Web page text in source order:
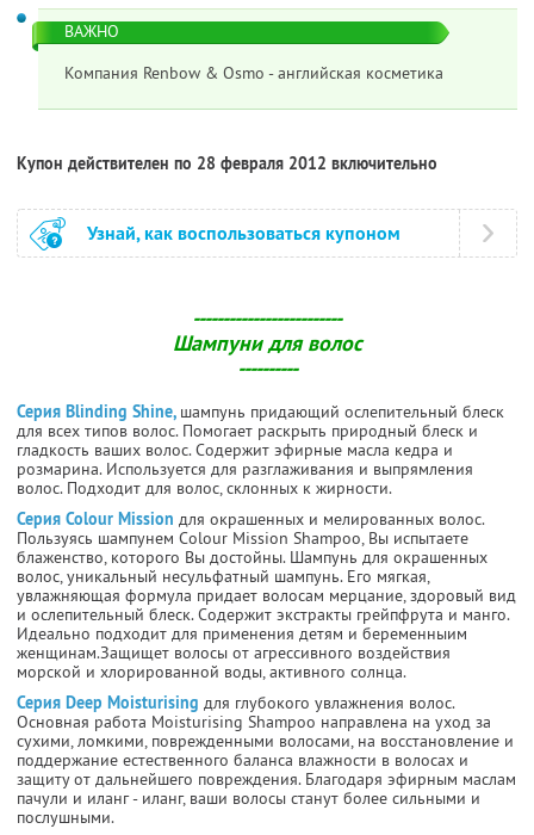
ВАЖНО
Компания Renbow & Osmo - английская косметика
Купон действителен по 28 февраля 2012 включительно
Узнай, как воспользоваться купоном
-------------------------
Шампуни для волос
----------
Серия Blinding Shine, шампунь придающий ослепительный блеск
для всех типов волос. Помогает раскрыть природный блеск и
гладкость ваших волос. Содержит эфирные масла кедра и
розмарина. Используется для разглаживания и выпрямления
волос. Подходит для волос, склонных к жирности.
Серия Colour Mission для окрашенных и мелированных волос.
Пользуясь шампунем Colour Mission Shampoo, Вы испытаете
блаженство, которого Вы достойны. Шампунь для окрашенных
волос, уникальный несульфатный шампунь. Его мягкая,
увлажняющая формула придает волосам мерцание, здоровый вид
и ослепительный блеск. Содержит экстракты грейпфрута и манго.
Идеально подходит для применения детям и беременныим
женщинам.Защищет волосы от агрессивного воздействия
морской и хлорированной воды, активного солнца.
Серия Deep Moisturising для глубокого увлажнения волос.
Основная работа Moisturising Shampoo направлена на уход за
сухими, ломкими, поврежденными волосами, на восстановление и
поддержание естественного баланса влажности в волосах и
защиту от дальнейшего повреждения. Благодаря эфирным маслам
пачули и иланг - иланг, ваши волосы станут более сильными и
послушными.